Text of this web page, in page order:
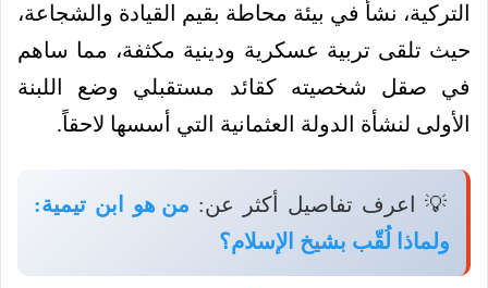
التركية، نشأ في بيئة محاطة بقيم القيادة والشجاعة،
حيث تلقى تربية عسكرية ودينية مكثفة، مما ساهم
في صقل شخصيته كقائد مستقبلي وضع اللبنة
الأولى لنشأة الدولة العثمانية التي أسسها لاحقاً.
💡 اعرف تفاصيل أكثر عن: من هو ابن تيمية:
ولماذا لُقّب بشيخ الإسلام؟